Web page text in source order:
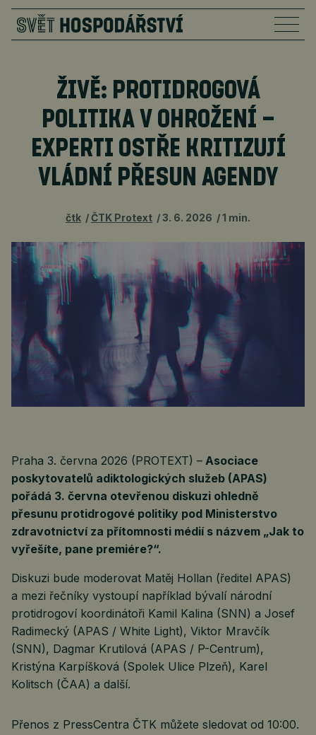
ŽIVĚ: PROTIDROGOVÁ
POLITIKA V OHROŽENÍ –
EXPERTI OSTŘE KRITIZUJÍ
VLÁDNÍ PŘESUN AGENDY
čtk ČTK Protext 3. 6. 2026 1 min.
Praha 3. června 2026 (PROTEXT) – Asociace
poskytovatelů adiktologických služeb (APAS)
pořádá 3. června otevřenou diskuzi ohledně
přesunu protidrogové politiky pod Ministerstvo
zdravotnictví za přítomnosti médií s názvem „Jak to
vyřešíte, pane premiére?“.
Diskuzi bude moderovat Matěj Hollan (ředitel APAS)
a mezi řečníky vystoupí například bývalí národní
protidrogoví koordinátoři Kamil Kalina (SNN) a Josef
Radimecký (APAS / White Light), Viktor Mravčík
(SNN), Dagmar Krutilová (APAS / P-Centrum),
Kristýna Karpíšková (Spolek Ulice Plzeň), Karel
Kolitsch (ČAA) a další.
Přenos z PressCentra ČTK můžete sledovat od 10:00.